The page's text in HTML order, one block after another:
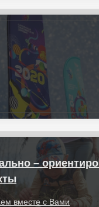
–
вместе с Вами